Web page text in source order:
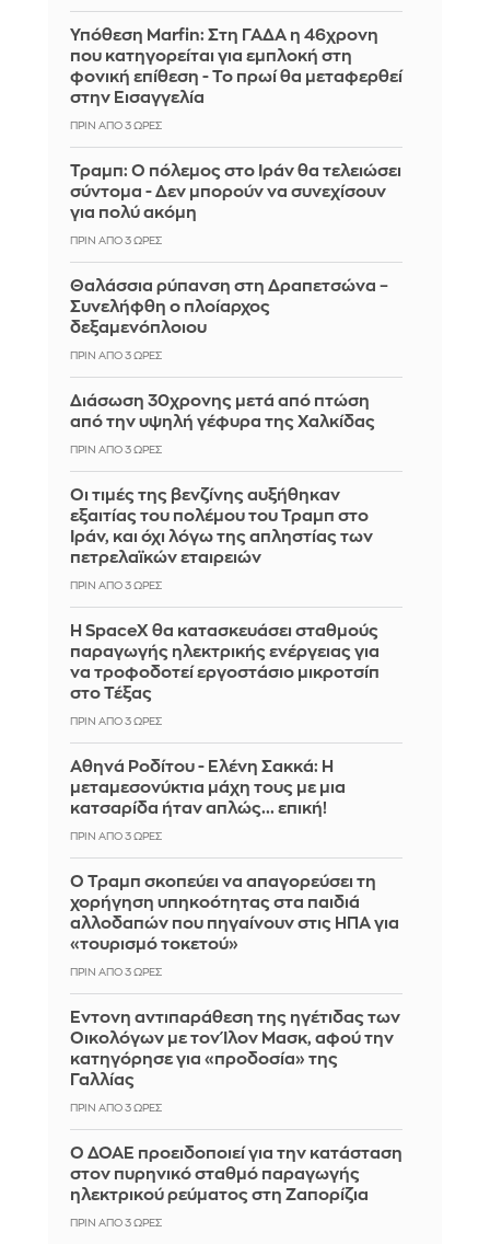
Υπόθεση Marfin: Στη ΓΑΔΑ η 46χρονη
που κατηγορείται για εμπλοκή στη
φονική επίθεση - Το πρωί θα μεταφερθεί
στην Εισαγγελία
ΠΡΙΝ ΑΠΌ 3 ΏΡΕΣ
Τραμπ: Ο πόλεμος στο Ιράν θα τελειώσει
σύντομα - Δεν μπορούν να συνεχίσουν
για πολύ ακόμη
ΠΡΙΝ ΑΠΌ 3 ΏΡΕΣ
Θαλάσσια ρύπανση στη Δραπετσώνα –
Συνελήφθη ο πλοίαρχος
δεξαμενόπλοιου
ΠΡΙΝ ΑΠΌ 3 ΏΡΕΣ
Διάσωση 30χρονης μετά από πτώση
από την υψηλή γέφυρα της Χαλκίδας
ΠΡΙΝ ΑΠΌ 3 ΏΡΕΣ
Οι τιμές της βενζίνης αυξήθηκαν
εξαιτίας του πολέμου του Τραμπ στο
Ιράν, και όχι λόγω της απληστίας των
πετρελαϊκών εταιρειών
ΠΡΙΝ ΑΠΌ 3 ΏΡΕΣ
Η SpaceX θα κατασκευάσει σταθμούς
παραγωγής ηλεκτρικής ενέργειας για
να τροφοδοτεί εργοστάσιο μικροτσίπ
στο Τέξας
ΠΡΙΝ ΑΠΌ 3 ΏΡΕΣ
Αθηνά Ροδίτου - Ελένη Σακκά: Η
μεταμεσονύκτια μάχη τους με μια
κατσαρίδα ήταν απλώς... επική!
ΠΡΙΝ ΑΠΌ 3 ΏΡΕΣ
Ο Τραμπ σκοπεύει να απαγορεύσει τη
χορήγηση υπηκοότητας στα παιδιά
αλλοδαπών που πηγαίνουν στις ΗΠΑ για
«τουρισμό τοκετού»
ΠΡΙΝ ΑΠΌ 3 ΏΡΕΣ
Έντονη αντιπαράθεση της ηγέτιδας των
Οικολόγων με τον Ίλον Μασκ, αφού την
κατηγόρησε για «προδοσία» της
Γαλλίας
ΠΡΙΝ ΑΠΌ 3 ΏΡΕΣ
Ο ΔΟΑΕ προειδοποιεί για την κατάσταση
στον πυρηνικό σταθμό παραγωγής
ηλεκτρικού ρεύματος στη Ζαπορίζια
ΠΡΙΝ ΑΠΌ 3 ΏΡΕΣ